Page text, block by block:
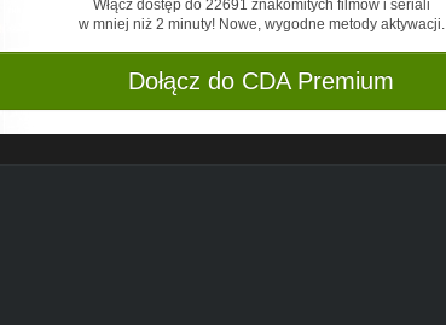
Włącz dostęp do 22691 znakomitych filmów i seriali
w mniej niż 2 minuty! Nowe, wygodne metody aktywacji.
Dołącz do CDA Premium